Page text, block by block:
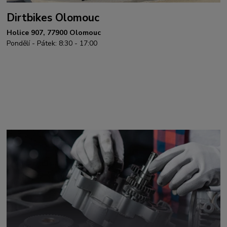
Dirtbikes Olomouc
Holice 907, 77900 Olomouc
Pondělí - Pátek: 8:30 - 17:00